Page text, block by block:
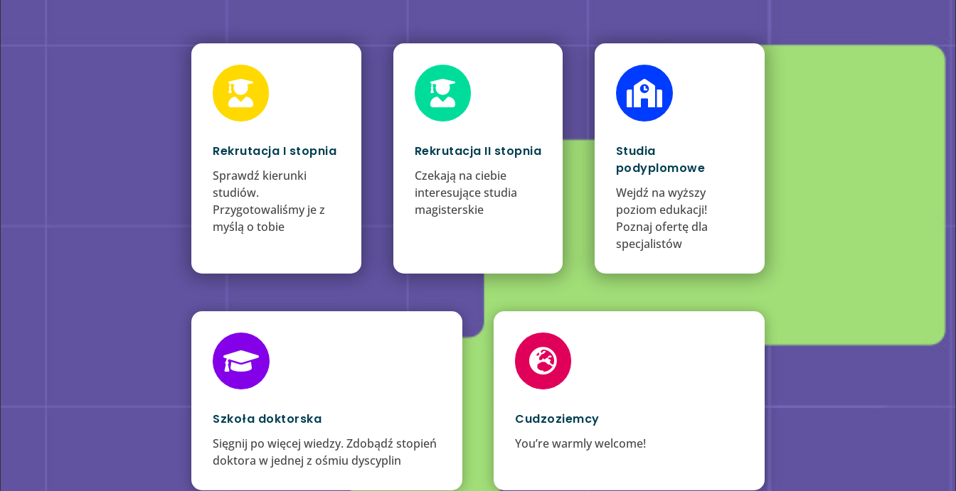

Rekrutacja I stopnia
Sprawdź kierunki
studiów.
Przygotowaliśmy je z
myślą o tobie

Rekrutacja II stopnia
Czekają na ciebie
interesujące studia
magisterskie

Studia
podyplomowe
Wejdź na wyższy
poziom edukacji!
Poznaj ofertę dla
specjalistów

Szkoła doktorska
Sięgnij po więcej wiedzy. Zdobądź stopień
doktora w jednej z ośmiu dyscyplin

Cudzoziemcy
You’re warmly welcome!